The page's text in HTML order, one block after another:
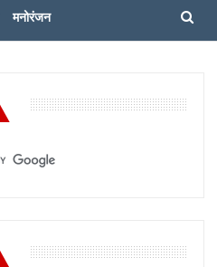
मनोरंजन